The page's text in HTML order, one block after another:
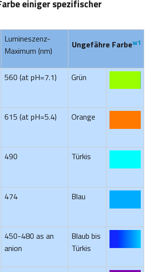
Lumineszenz-
Maximum (nm)
Ungefähre Farbew1
einiger spezifischer
560 (at pH=7.1) Grün
615 (at pH=5.4) Orange
490 Türkis
474 Blau
450-480 as an
anion
Blaub bis
Türkis